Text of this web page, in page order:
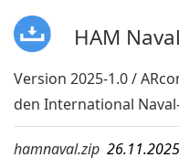
HAM Naval
Version 2025-1.0 /
den International
hamnaval.zip